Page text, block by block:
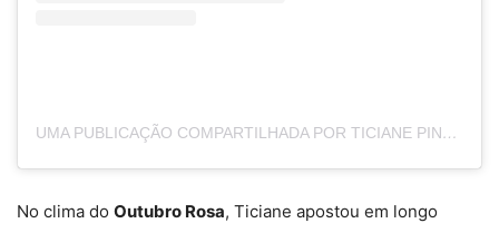
UMA PUBLICAÇÃO COMPARTILHADA POR TICIANE PINHEIRO 🅰️+ (@TICIPINHEIRO)
No clima do Outubro Rosa, Ticiane apostou em longo